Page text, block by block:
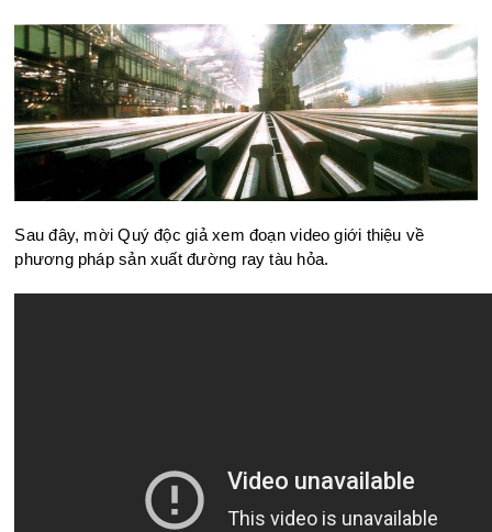
Sau đây, mời Quý độc giả xem đoạn video giới thiệu về
phương pháp sản xuất đường ray tàu hỏa.